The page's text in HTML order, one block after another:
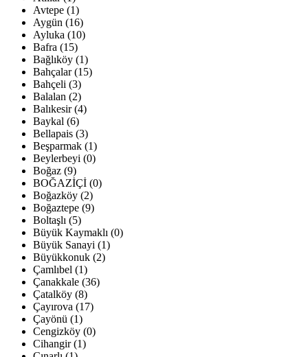
Avtepe (1)
Aygün (16)
Ayluka (10)
Bafra (15)
Bağlıköy (1)
Bahçalar (15)
Bahçeli (3)
Balalan (2)
Balıkesir (4)
Baykal (6)
Bellapais (3)
Beşparmak (1)
Beylerbeyi (0)
Boğaz (9)
BOĞAZİÇİ (0)
Boğazköy (2)
Boğaztepe (9)
Boltaşlı (5)
Büyük Kaymaklı (0)
Büyük Sanayi (1)
Büyükkonuk (2)
Çamlıbel (1)
Çanakkale (36)
Çatalköy (8)
Çayırova (17)
Çayönü (1)
Cengizköy (0)
Cihangir (1)